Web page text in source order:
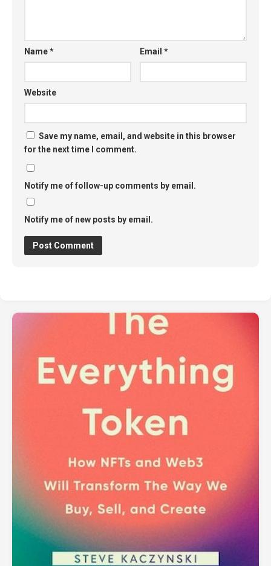
Name* Email*
Website
Save my name, email, and website in this browser
for the next time I comment.
Notify me of follow-up comments by email.
Notify me of new posts by email.